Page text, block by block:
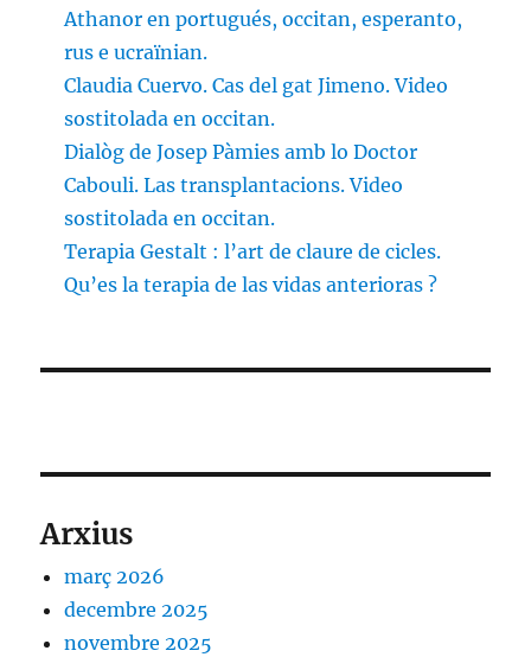
Athanor en portugués, occitan, esperanto,
rus e ucraïnian.
Claudia Cuervo. Cas del gat Jimeno. Video
sostitolada en occitan.
Dialòg de Josep Pàmies amb lo Doctor
Cabouli. Las transplantacions. Video
sostitolada en occitan.
Terapia Gestalt : l’art de claure de cicles.
Qu’es la terapia de las vidas anterioras ?
Arxius
març 2026
decembre 2025
novembre 2025